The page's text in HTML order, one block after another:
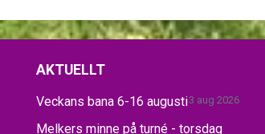
AKTUELLT
Veckans bana 6-16 augusti3 aug 2026
Melkers minne på turné - torsdag